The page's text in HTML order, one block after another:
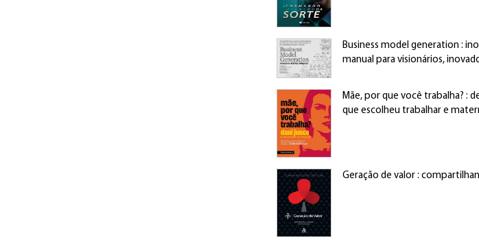
Business model generation :
manual para visionários,
Mãe, por que você trabalha? :
que escolheu trabalhar e
Geração de valor :